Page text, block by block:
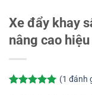
Xe đẩy khay
nâng cao
(1 đánh